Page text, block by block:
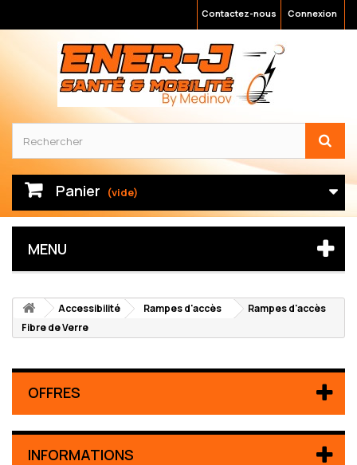
Connexion
Contactez-nous
Panier (vide)
MENU
Accessibilité Rampes d'accès
Rampes d'accès
Fibre de Verre
OFFRES
INFORMATIONS